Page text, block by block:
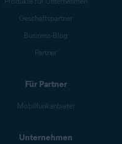
Geschäftspartner
Business-Blog
Partner
Für Partner
Mobilfunkanbieter
Unternehmen